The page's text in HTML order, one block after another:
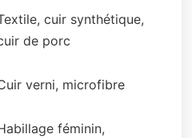
cuir synthétique,
de porc
verni, microfibre
féminin,